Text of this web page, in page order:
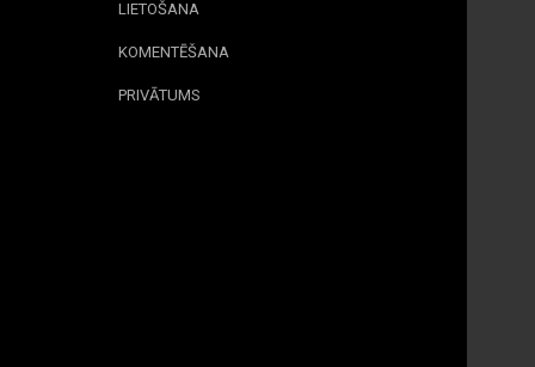
LIETOŠANA
KOMENTĒŠANA
PRIVĀTUMS